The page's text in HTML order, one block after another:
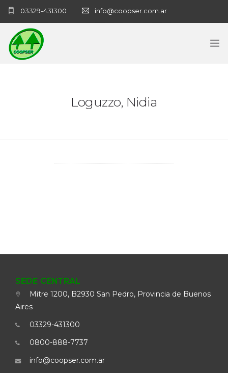
03329-431300 info@coopser.com.ar
Loguzzo, Nidia
SEDE CENTRAL
Mitre 1200, B2930 San Pedro, Provincia de Buenos
Aires
03329-431300
0800-888-7737
info@coopser.com.ar